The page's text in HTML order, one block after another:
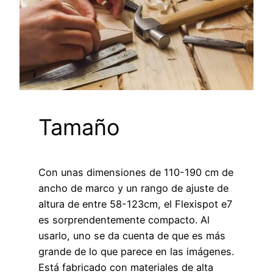
Tamaño
Con unas dimensiones de 110-190 cm de
ancho de marco y un rango de ajuste de
altura de entre 58-123cm, el Flexispot e7
es sorprendentemente compacto. Al
usarlo, uno se da cuenta de que es más
grande de lo que parece en las imágenes.
Está fabricado con materiales de alta